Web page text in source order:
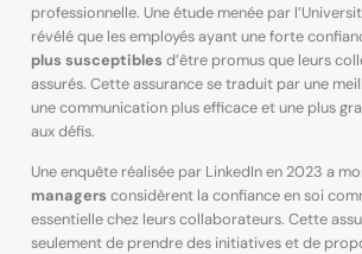
professionnelle. Une étude menée par
révélé que les employés ayant une forte
plus susceptibles d’être promus que leurs
assurés. Cette assurance se traduit par une
une communication plus efficace et une plus
aux défis.
Une enquête réalisée par LinkedIn en 2023 a
managers considèrent la confiance en soi
essentielle chez leurs collaborateurs. Cette
seulement de prendre des initiatives et de